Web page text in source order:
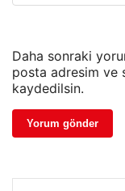
Daha sonraki
posta adresim ve
kaydedilsin.